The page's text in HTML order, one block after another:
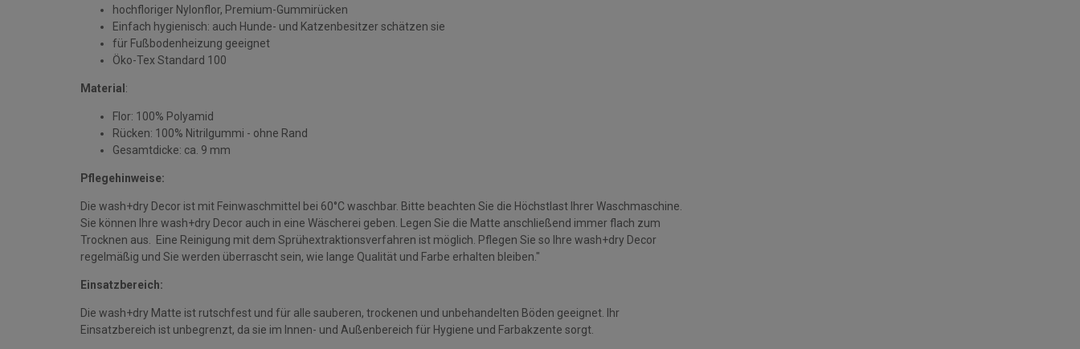
hochfloriger Nylonflor, Premium-Gummirücken
Einfach hygienisch: auch Hunde- und Katzenbesitzer schätzen sie
für Fußbodenheizung geeignet
Öko-Tex Standard 100
Material :
Flor: 100% Polyamid
Rücken: 100% Nitrilgummi - ohne Rand
Gesamtdicke: ca. 9 mm
Pflegehinweise:
Die wash+dry Decor ist mit Feinwaschmittel bei 60°C waschbar. Bitte beachten Sie die Höchstlast Ihrer Waschmaschine.
Sie können Ihre wash+dry Decor auch in eine Wäscherei geben. Legen Sie die Matte anschließend immer flach zum
Trocknen aus. Eine Reinigung mit dem Sprühextraktionsverfahren ist möglich. Pflegen Sie so Ihre wash+dry Decor
regelmäßig und Sie werden überrascht sein, wie lange Qualität und Farbe erhalten bleiben."
Einsatzbereich:
Die wash+dry Matte ist rutschfest und für alle sauberen, trockenen und unbehandelten Böden geeignet. Ihr
Einsatzbereich ist unbegrenzt, da sie im Innen- und Außenbereich für Hygiene und Farbakzente sorgt.